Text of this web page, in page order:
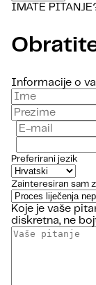
IMATE
Informacije o
Preferirani jezik
Zainteresiran sam
Koje je vaše
diskretna, ne